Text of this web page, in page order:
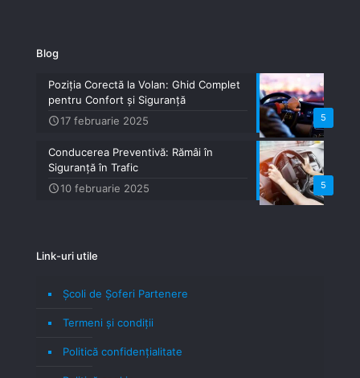
Blog
5
Poziția Corectă la Volan: Ghid Complet
pentru Confort și Siguranță
17 februarie 2025
5
Conducerea Preventivă: Rămâi în
Siguranță în Trafic
10 februarie 2025
Link-uri utile
Școli de Șoferi Partenere
Termeni şi condiţii
Politică confidenţialitate